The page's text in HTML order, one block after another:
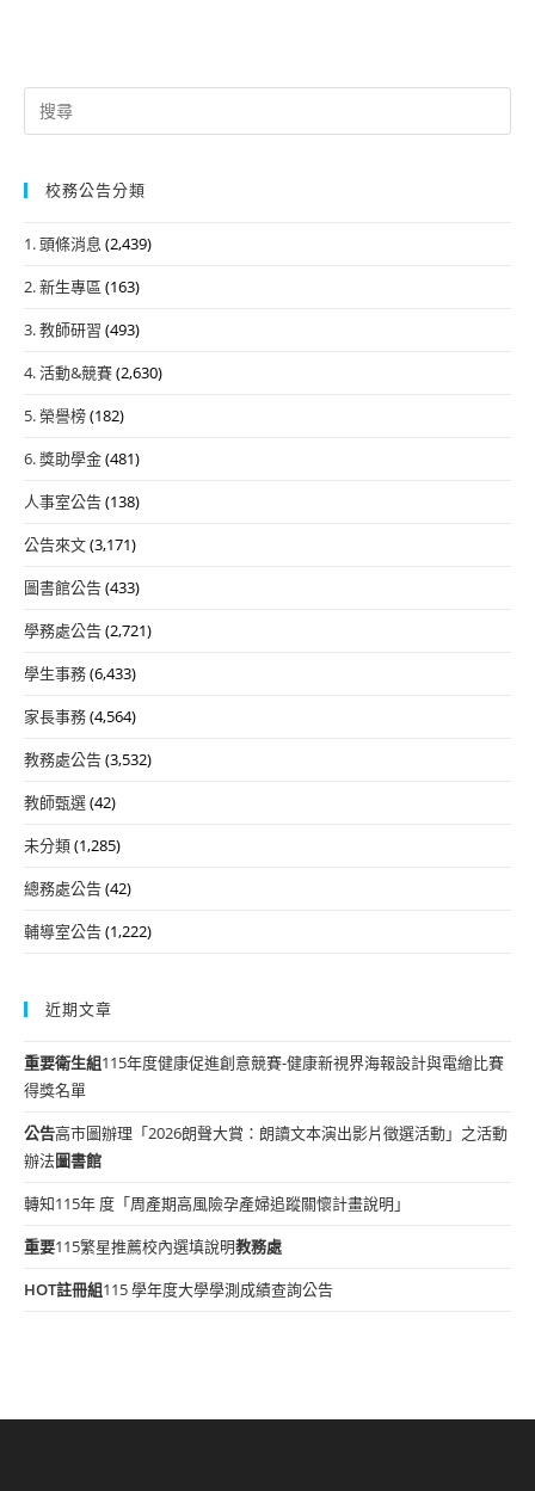
Search
for:
校務公告分類
1. 頭條消息 (2,439)
2. 新生專區 (163)
3. 教師研習 (493)
4. 活動&競賽(2,630)
5. 榮譽榜(182)
6. 獎助學金(481)
人事室公告(138)
公告來文(3,171)
圖書館公告(433)
學務處公告(2,721)
學生事務(6,433)
家長事務(4,564)
教務處公告(3,532)
教師甄選(42)
未分類(1,285)
總務處公告(42)
輔導室公告(1,222)
近期文章
重要衛生組115年度健康促進創意競賽-健康新視界海報設計與電繪比賽
得獎名單
公告高市圖辦理「2026朗聲大賞：朗讀文本演出影片徵選活動」之活動
辦法圖書館
轉知115年 度「周產期高風險孕產婦追蹤關懷計畫說明」
重要115繁星推薦校內選填說明教務處
HOT註冊組115 學年度大學學測成績查詢公告